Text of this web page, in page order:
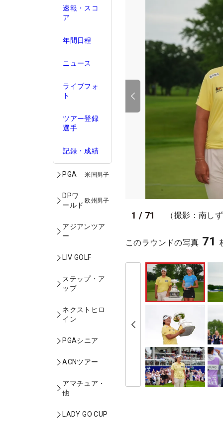
速報・スコ
ア
年間日程
ニュース
ライブフォ
ト
ツアー登録
選手
記録・成績
PGA 米国男子
DPワ
ールド
欧州男子
アジアンツア
ー
LIV GOLF
ステップ・ア
ップ
ネクストヒロ
イン
PGAシニア
ACNツアー
アマチュア・
他
LADY GO CUP
1 / 71 （撮影：南し
このラウンドの写真 71